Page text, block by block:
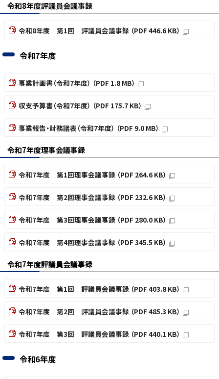
令和8年度評議員会議事録
令和8年度 第1回 評議員会議事録 （PDF 446.6 KB）
令和7年度
事業計画書（令和7年度） （PDF 1.8 MB）
収支予算書（令和7年度） （PDF 175.7 KB）
事業報告・財務諸表（令和7年度） （PDF 9.0 MB）
令和7年度理事会議事録
令和7年度 第1回理事会議事録 （PDF 264.6 KB）
令和7年度 第2回理事会議事録 （PDF 232.6 KB）
令和7年度 第3回理事会議事録 （PDF 280.0 KB）
令和7年度 第4回理事会議事録 （PDF 345.5 KB）
令和7年度評議員会議事録
令和7年度 第1回 評議員会議事録 （PDF 403.8 KB）
令和7年度 第2回 評議員会議事録 （PDF 485.3 KB）
令和7年度 第3回 評議員会議事録 （PDF 440.1 KB）
令和6年度